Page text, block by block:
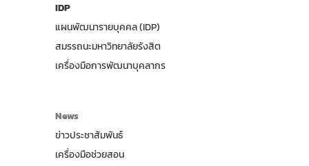
IDP
แผนพัฒนารายบุคคล (IDP)
สมรรถนะมหาวิทยาลัยรังสิต
เครื่องมือการพัฒนาบุคลากร
News
ข่าวประชาสัมพันธ์
เครื่องมือช่วยสอน